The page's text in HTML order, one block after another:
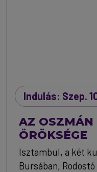
Indulás: Szep.
AZ
ÖRÖKSÉGE
Isztambul, a két
Bursában,